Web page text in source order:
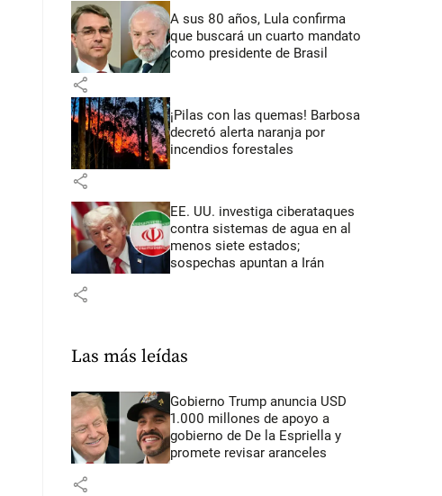
A sus 80 años, Lula confirma
que buscará un cuarto mandato
como presidente de Brasil
share
¡Pilas con las quemas! Barbosa
decretó alerta naranja por
incendios forestales
share
EE. UU. investiga ciberataques
contra sistemas de agua en al
menos siete estados;
sospechas apuntan a Irán
share
Las más leídas
Gobierno Trump anuncia USD
1.000 millones de apoyo a
gobierno de De la Espriella y
promete revisar aranceles
share